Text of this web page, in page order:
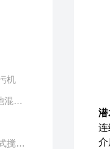
机
器
器
潜
介